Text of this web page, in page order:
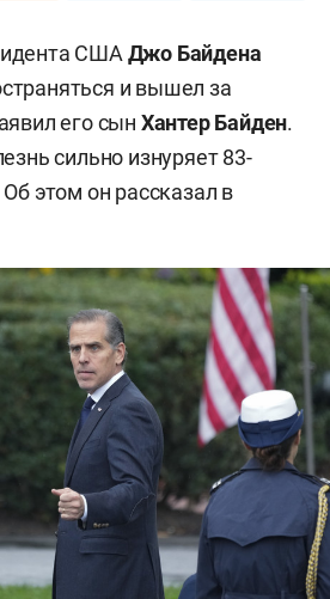
США Джо Байдена
и вышел за
его сын Хантер Байден.
сильно изнуряет 83-
этом он рассказал в